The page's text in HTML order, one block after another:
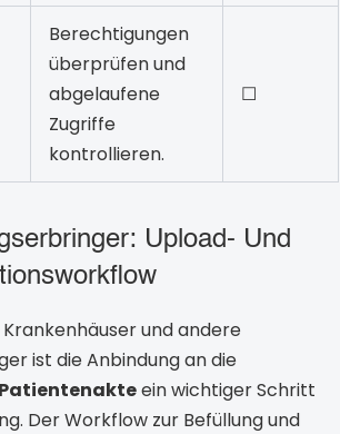
Berechtigungen
überprüfen und
abgelaufene
Zugriffe
kontrollieren.
☐
Upload- Und
Krankenhäuser und andere
ist die Anbindung an die
ein wichtiger Schritt
Der Workflow zur Befüllung und